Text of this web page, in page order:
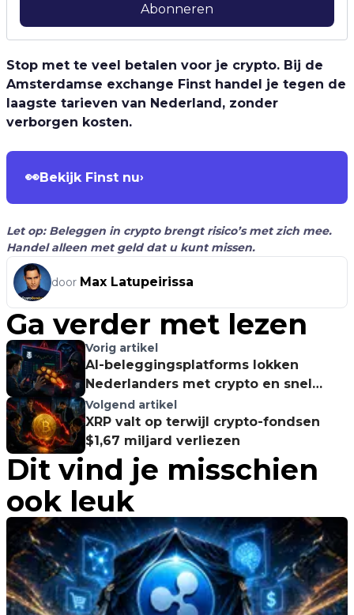
Abonneren
Stop met te veel betalen voor je crypto. Bij de
Amsterdamse exchange Finst handel je tegen de
laagste tarieven van Nederland, zonder
verborgen kosten.
👀Bekijk Finst nu›
Let op: Beleggen in crypto brengt risico’s met zich mee.
Handel alleen met geld dat u kunt missen.
door Max Latupeirissa
Ga verder met lezen
Vorig artikel
AI-beleggingsplatforms lokken
Nederlanders met crypto en snel
rendement
Volgend artikel
XRP valt op terwijl crypto-fondsen
$1,67 miljard verliezen
Dit vind je misschien
ook leuk